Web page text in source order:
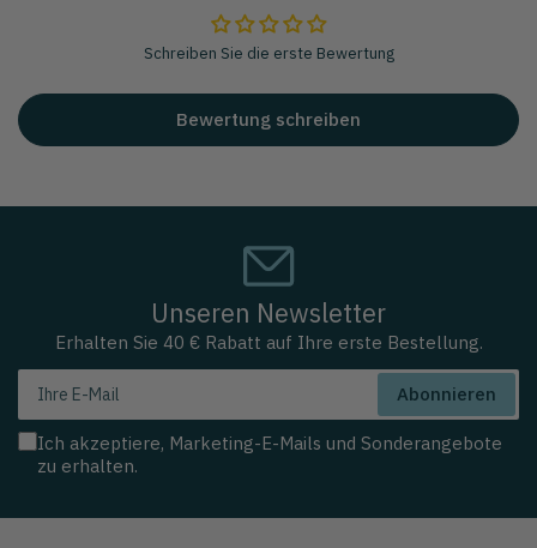
Schreiben Sie die erste Bewertung
Bewertung schreiben
Unseren Newsletter
Erhalten Sie 40 € Rabatt auf Ihre erste Bestellung.
Mail
Abonnieren
Ich akzeptiere, Marketing-E-Mails und Sonderangebote
zu erhalten.